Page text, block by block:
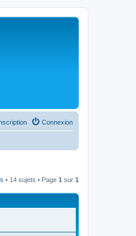
Connexion
• 14 sujets • Page 1 sur 1